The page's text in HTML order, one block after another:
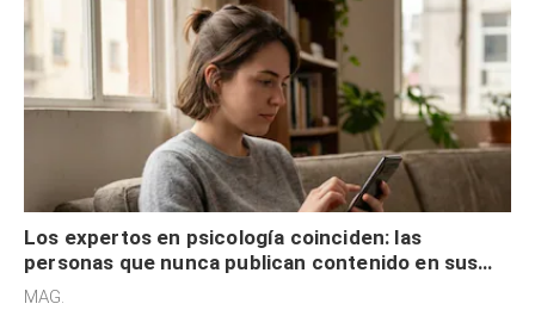
Los expertos en psicología coinciden: las
personas que nunca publican contenido en sus
redes sociales no pretenden buscar validación
MAG.